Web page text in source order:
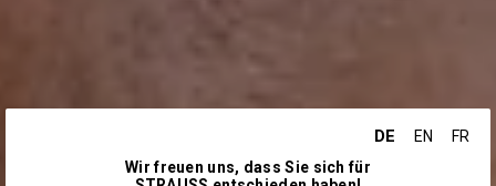
DE EN
FR
Wir freuen uns, dass Sie sich für